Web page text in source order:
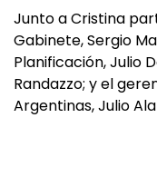
Junto a Cristina
Gabinete, Sergio
Planificación, Julio
Randazzo; y el
Argentinas, Julio